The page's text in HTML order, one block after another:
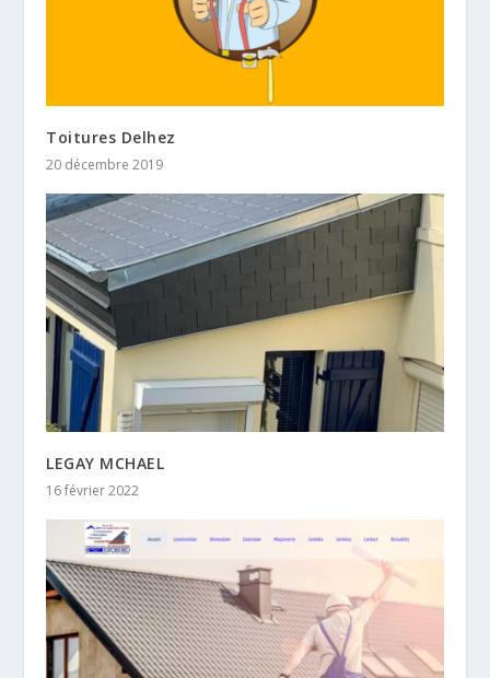
Toitures Delhez
20 décembre 2019
LEGAY MCHAEL
16 février 2022